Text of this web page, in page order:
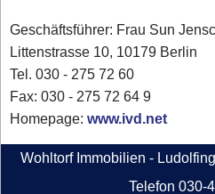
Geschäftsführer: Frau Sun
Littenstrasse 10, 10179 Berlin
Tel. 030 - 275 72 60
Fax: 030 - 275 72 64 9
Homepage:www.ivd.net
Wohltorf Immobilien -
Telefon 030-